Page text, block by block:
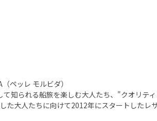
ペッレ モルビダ）
知られる船旅を楽しむ大人たち、"クオリティ
た大人たちに向けて2012年にスタートしたレ